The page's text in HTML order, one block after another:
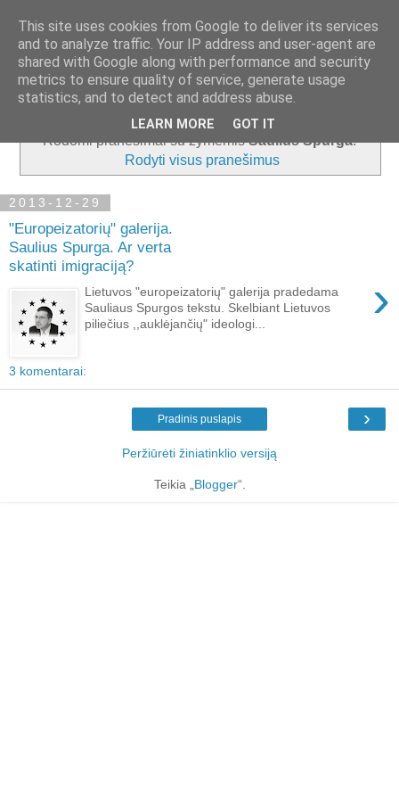
Rodomi pranešimai su žymėmisSaulius Spurga.
Rodyti visus pranešimus
2013-12-29
"Europeizatorių" galerija.
Saulius Spurga. Ar verta
skatinti imigraciją?
›
Lietuvos "europeizatorių" galerija pradedama
Sauliaus Spurgos tekstu. Skelbiant Lietuvos
piliečius ,,auklėjančių" ideologi...
3 komentarai:
›
Pradinis puslapis
Peržiūrėti žiniatinklio versiją
Teikia „Blogger“.
This site uses cookies from Google to deliver its services
and to analyze traffic. Your IP address and user-agent are
shared with Google along with performance and security
metrics to ensure quality of service, generate usage
statistics, and to detect and address abuse.
LEARN MORE GOT IT